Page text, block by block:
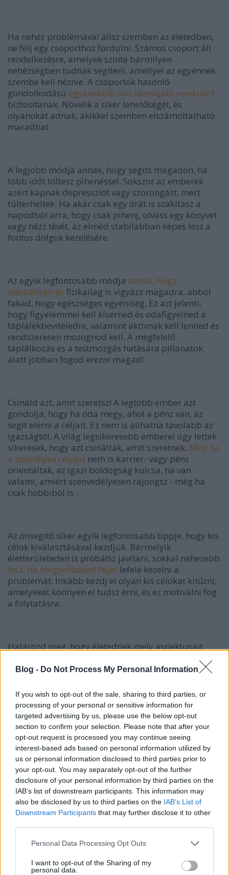
Blog - Do Not Process My Personal Information
If you wish to opt-out of the sale, sharing to third parties, or
processing of your personal or sensitive information for
targeted advertising by us, please use the below opt-out
section to confirm your selection. Please note that after your
opt-out request is processed you may continue seeing
interest-based ads based on personal information utilized by
us or personal information disclosed to third parties prior to
your opt-out. You may separately opt-out of the further
disclosure of your personal information by third parties on the
IAB’s list of downstream participants. This information may
also be disclosed by us to third parties on the IAB’s List of
Downstream Participants that may further disclose it to other
Please note that this website/app uses one or more Google
not limited to your visit or usage behaviour. You may click to
grant or deny consent to Google and its third-party tags to
Personal Data Processing Opt Outs
I want to opt-out of the Sharing of my
personal data.
Ha nehéz problémával állsz szemben az életedben,
ne félj egy csoporthoz fordulni. Számos csoport áll
rendelkezésre, amelyek szinte bármilyen
nehézségben tudnak segíteni, amellyel az egyénnek
szembe kell néznie. A csoportok hasonló
gondolkodású egyénekből álló támogató rendszert
biztosítanak. Növelik a siker lehetőségét, és
olyanokat adnak, akikkel szemben elszámoltatható
maradhat.
A legjobb módja annak, hogy segíts magadon, ha
több időt töltesz pihenéssel. Sokszor az emberek
azért kapnak depressziót vagy szorongást, mert
túlterheltek. Ha akár csak egy órát is szakítasz a
napodból arra, hogy csak pihenj, olvass egy könyvet
vagy nézz tévét, az elméd stabilabban képes lesz a
fontos dolgok kezelésére.
Az egyik legfontosabb módja annak, hogy
mentálisan és fizikailag is vigyázz magadra, abból
fakad, hogy egészséges egyéniség. Ez azt jelenti,
hogy figyelemmel kell kísérned és odafigyelned a
táplálékbeviteledre, valamint aktívnak kell lenned és
rendszeresen mozognod kell. A megfelelő
táplálkozás és a testmozgás hatására pillanatok
alatt jobban fogod érezni magad!
Csináld azt, amit szeretsz! A legtöbb ember azt
gondolja, hogy ha oda megy, ahol a pénz van, az
segít elérni a céljait. Ez nem is állhatna távolabb az
igazságtól. A világ legsikeresebb emberei úgy lettek
sikeresek, hogy azt csinálták, amit szeretnek. Még ha
a személyes céljaid nem is karrier- vagy pénz
orientáltak, az igazi boldogság kulcsa, ha van
valami, amiért szenvedélyesen rajongsz - még ha
csak hobbiból is -.
Az önsegítő siker egyik legfontosabb tippje, hogy kis
célok kiválasztásával kezdjük. Bármelyik
életterületeden is próbálsz javítani, sokkal nehezebb
lesz, ha megpróbálod fejjel lefelé kezelni a
problémát. Inkább kezdj el olyan kis célokat kitűzni,
amelyeket könnyen el tudsz érni, és ez motiválni fog
a folytatásra.
Határozd meg, hogy életednek mely aspektusait
koncentrálj. Sokkal nagyobb belső békét fogsz
összpontosítasz.
Gondoskodj arról, hogy éjjelente eleget aludj. Egy
átlagos felnőttnek általában legalább nyolc óra
alvásra van szüksége. Ha nehezen alszol el és
nehezen tudsz elaludni, próbálj ki olyan
tevékenységeket, amelyek kifárasztanak, mint
például a testmozgás. A rutin megváltoztatásával
jobb alvási szokásokat alakíthatsz ki.
Akár hiszed, akár nem, a nevetéshozzájárul a
a tévében. Ha úgy érzed, hogy van jobb dolgod is az